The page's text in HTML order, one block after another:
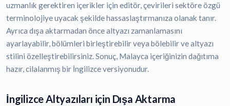
uzmanlık gerektiren içerikler için editör, çevirileri sektöre özgü
terminolojiye uyacak şekilde hassaslaştırmanıza olanak tanır.
Ayrıca dışa aktarmadan önce altyazı zamanlamasını
ayarlayabilir, bölümleri birleştirebilir veya bölebilir ve altyazı
stilini özelleştirebilirsiniz. Sonuç, Malayca içeriğinizin dağıtıma
hazır, cilalanmış bir İngilizce versiyonudur.
İngilizce Altyazıları için Dışa Aktarma